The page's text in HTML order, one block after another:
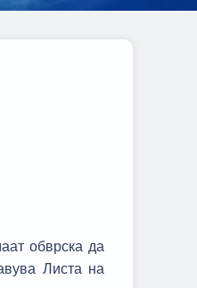
обврска да
Листа на